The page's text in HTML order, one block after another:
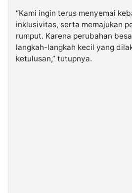
“Kami ingin terus menyemai
inklusivitas, serta memajukan
rumput. Karena perubahan
langkah-langkah kecil yang
ketulusan,” tutupnya.